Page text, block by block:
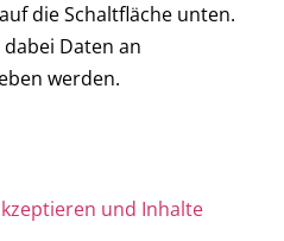
die Schaltfläche unten.
Daten an
werden.
und Inhalte